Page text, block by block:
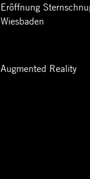
Eröffnung
Wiesbaden
Augmented Reality